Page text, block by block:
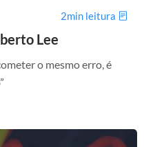
2min leitura
Lee
o mesmo erro, é